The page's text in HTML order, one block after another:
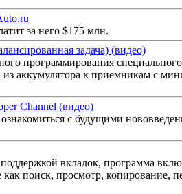
за него $175 млн.
задача) (видео)
программирования
аккумулятора к приемникам с
Channel (видео)
с будущими
вкладок, программа
поиск, просмотр, копирование,